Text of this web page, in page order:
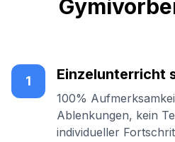
1 Einzelunterricht
100%
Ablenkungen, kein
individueller